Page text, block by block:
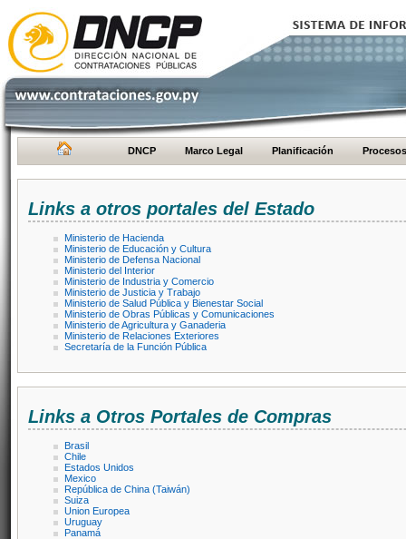
DNCP Marco Legal Planificación Procesos
Links a otros portales del Estado
Ministerio de Hacienda
Ministerio de Educación y Cultura
Ministerio de Defensa Nacional
Ministerio del Interior
Ministerio de Industria y Comercio
Ministerio de Justicia y Trabajo
Ministerio de Salud Pública y Bienestar Social
Ministerio de Obras Públicas y Comunicaciones
Ministerio de Agricultura y Ganaderia
Ministerio de Relaciones Exteriores
Secretaría de la Función Pública
Links a Otros Portales de Compras
Brasil
Chile
Estados Unidos
Mexico
República de China (Taiwán)
Suiza
Union Europea
Uruguay
Panamá